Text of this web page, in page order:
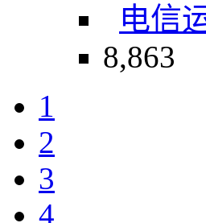
电信
8,863
1
2
3
4